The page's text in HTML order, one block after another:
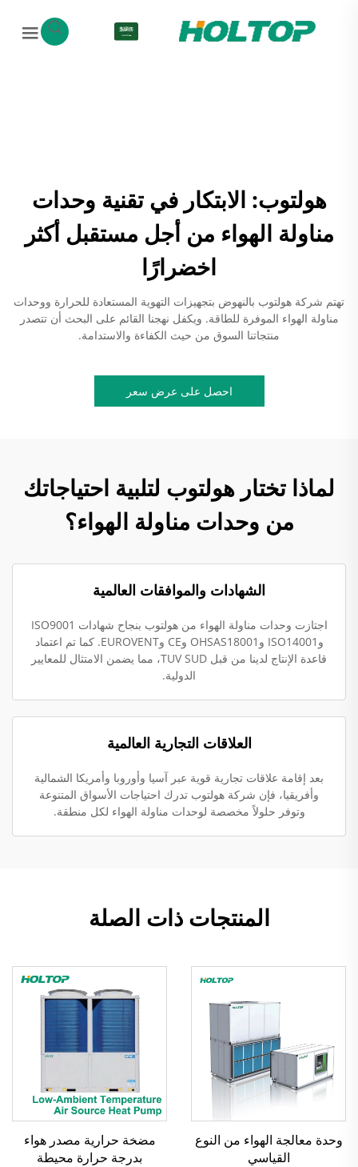
هولتوب: الابتكار في تقنية وحدات
مناولة الهواء من أجل مستقبل أكثر
اخضرارًا
تهتم شركة هولتوب بالنهوض بتجهيزات التهوية المستعادة للحرارة ووحدات
مناولة الهواء الموفرة للطاقة. ويكفل نهجنا القائم على البحث أن تتصدر
منتجاتنا السوق من حيث الكفاءة والاستدامة.
احصل على عرض سعر
لماذا تختار هولتوب لتلبية احتياجاتك
من وحدات مناولة الهواء؟
الشهادات والموافقات العالمية
اجتازت وحدات مناولة الهواء من هولتوب بنجاح شهادات ISO9001
وISO14001 وOHSAS18001 وCE وEUROVENT. كما تم اعتماد
قاعدة الإنتاج لدينا من قبل TUV SUD، مما يضمن الامتثال للمعايير
الدولية.
العلاقات التجارية العالمية
بعد إقامة علاقات تجارية قوية عبر آسيا وأوروبا وأمريكا الشمالية
وأفريقيا، فإن شركة هولتوب تدرك احتياجات الأسواق المتنوعة
وتوفر حلولاً مخصصة لوحدات مناولة الهواء لكل منطقة.
المنتجات ذات الصلة
وحدة معالجة الهواء من النوع
القياسي
مضخة حرارية مصدر هواء
بدرجة حرارة محيطة